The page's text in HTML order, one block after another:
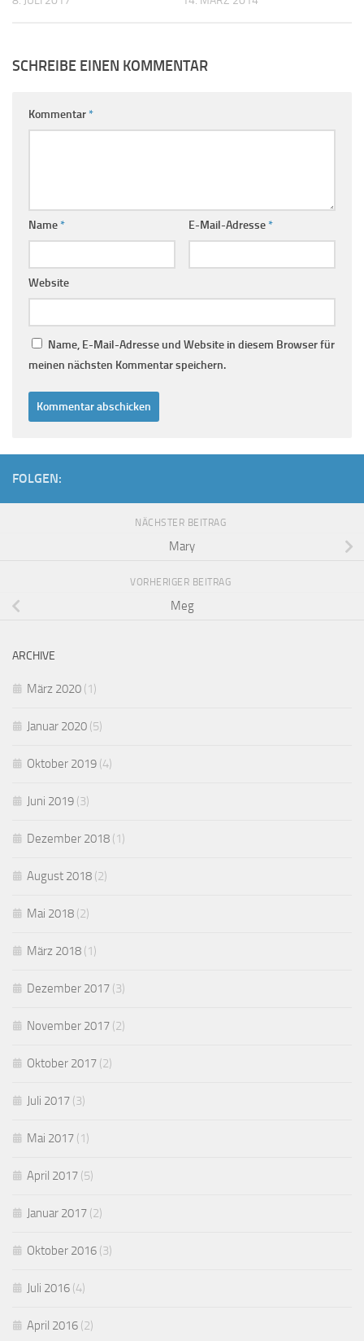
SCHREIBE EINEN KOMMENTAR
Kommentar*
Name* E-Mail-Adresse*
Website
Name, E-Mail-Adresse und Website in diesem Browser für
meinen nächsten Kommentar speichern.
FOLGEN:
NÄCHSTER BEITRAG
Mary
VORHERIGER BEITRAG
Meg
ARCHIVE
März 2020 (1)
Januar 2020 (5)
Oktober 2019 (4)
Juni 2019 (3)
Dezember 2018 (1)
August 2018 (2)
Mai 2018 (2)
März 2018 (1)
Dezember 2017 (3)
November 2017 (2)
Oktober 2017 (2)
Juli 2017 (3)
Mai 2017 (1)
April 2017 (5)
Januar 2017 (2)
Oktober 2016 (3)
Juli 2016 (4)
April 2016 (2)